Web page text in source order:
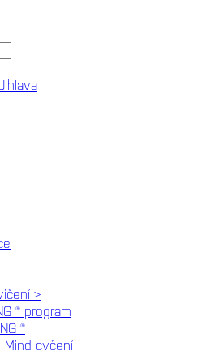
>
® program
®
Mind cvčení